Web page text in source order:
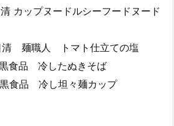
カップヌードルシーフードヌード
麺職人 トマト仕立ての塩
食品 冷したぬきそば
食品 冷し坦々麺カップ